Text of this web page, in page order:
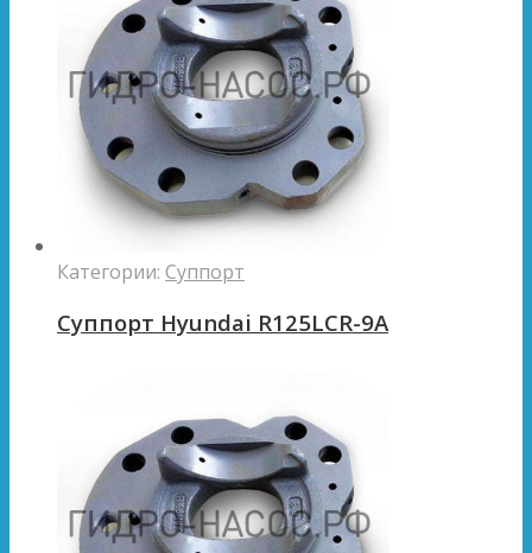
Категории: Суппорт
Суппорт Hyundai R125LCR-9A